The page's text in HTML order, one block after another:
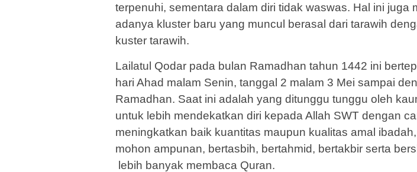
terpenuhi, sementara dalam diri tidak waswas. Hal ini juga
adanya kluster baru yang muncul berasal dari tarawih
kuster tarawih.
Lailatul Qodar pada bulan Ramadhan tahun 1442 ini
hari Ahad malam Senin, tanggal 2 malam 3 Mei sampai
Ramadhan. Saat ini adalah yang ditunggu tunggu oleh
untuk lebih mendekatkan diri kepada Allah SWT dengan
meningkatkan baik kuantitas maupun kualitas amal
mohon ampunan, bertasbih, bertahmid, bertakbir serta
lebih banyak membaca Quran.